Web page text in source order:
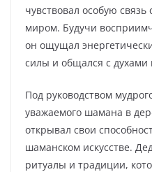
чувствовал особую
миром. Будучи
он ощущал
силы и общался с духами
Под руководством
уважаемого шамана в
открывал свои
шаманском искусстве.
ритуалы и традиции,